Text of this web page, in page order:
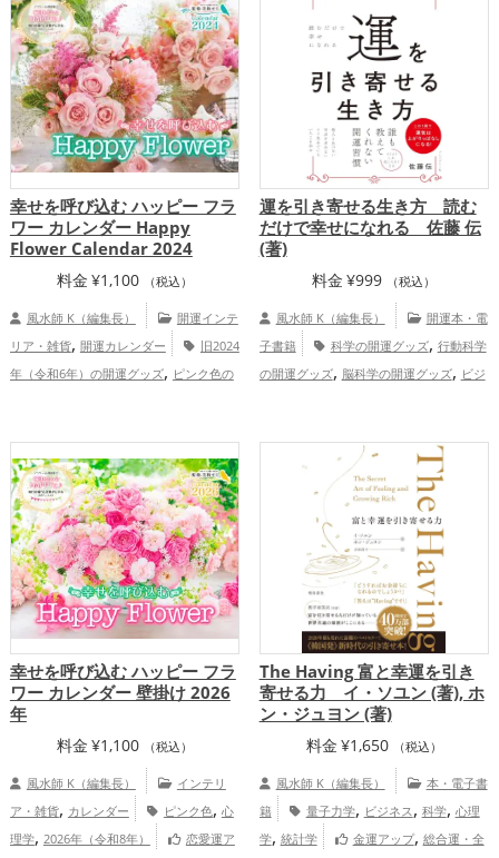
幸せを呼び込む ハッピー フラ
ワー カレンダー Happy
Flower Calendar 2024
料金 ¥1,100 （税込）
風水師 K（編集長）
開運インテ
リア・雑貨, 開運カレンダー
旧2024
年（令和6年）の開運グッズ, ピンク色の
運アップ
運を引き寄せる生き方 読む
だけで幸せになれる 佐藤 伝
(著)
料金 ¥999 （税込）
風水師 K（編集長）
開運本・電
子書籍
科学の開運グッズ, 行動科学
の開運グッズ, 脳科学の開運グッズ, ビジ
総合運・全体運アップ
幸せを呼び込む ハッピー フラ
ワー カレンダー 壁掛け 2026
年
料金 ¥1,100 （税込）
風水師 K（編集長）
インテリ
ア・雑貨, カレンダー ピンク色, 心
理学, 2026年（令和8年）
恋愛運ア
The Having 富と幸運を引き
寄せる力 イ・ソユン (著), ホ
ン・ジュヨン (著)
料金 ¥1,650 （税込）
風水師 K（編集長）
本・電子書
籍
量子力学, ビジネス, 科学, 心理
学, 統計学 金運アップ, 総合運・全